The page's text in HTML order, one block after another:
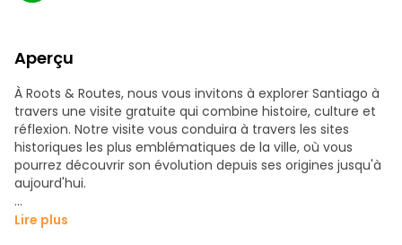
Aperçu
À Roots & Routes, nous vous invitons à explorer Santiago à
travers une visite gratuite qui combine histoire, culture et
réflexion. Notre visite vous conduira à travers les sites
historiques les plus emblématiques de la ville, où vous
pourrez découvrir son évolution depuis ses origines jusqu'à
aujourd'hui.
Recommandations personnalisées en matière de
Lire plus